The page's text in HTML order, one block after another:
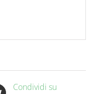
Condividi su